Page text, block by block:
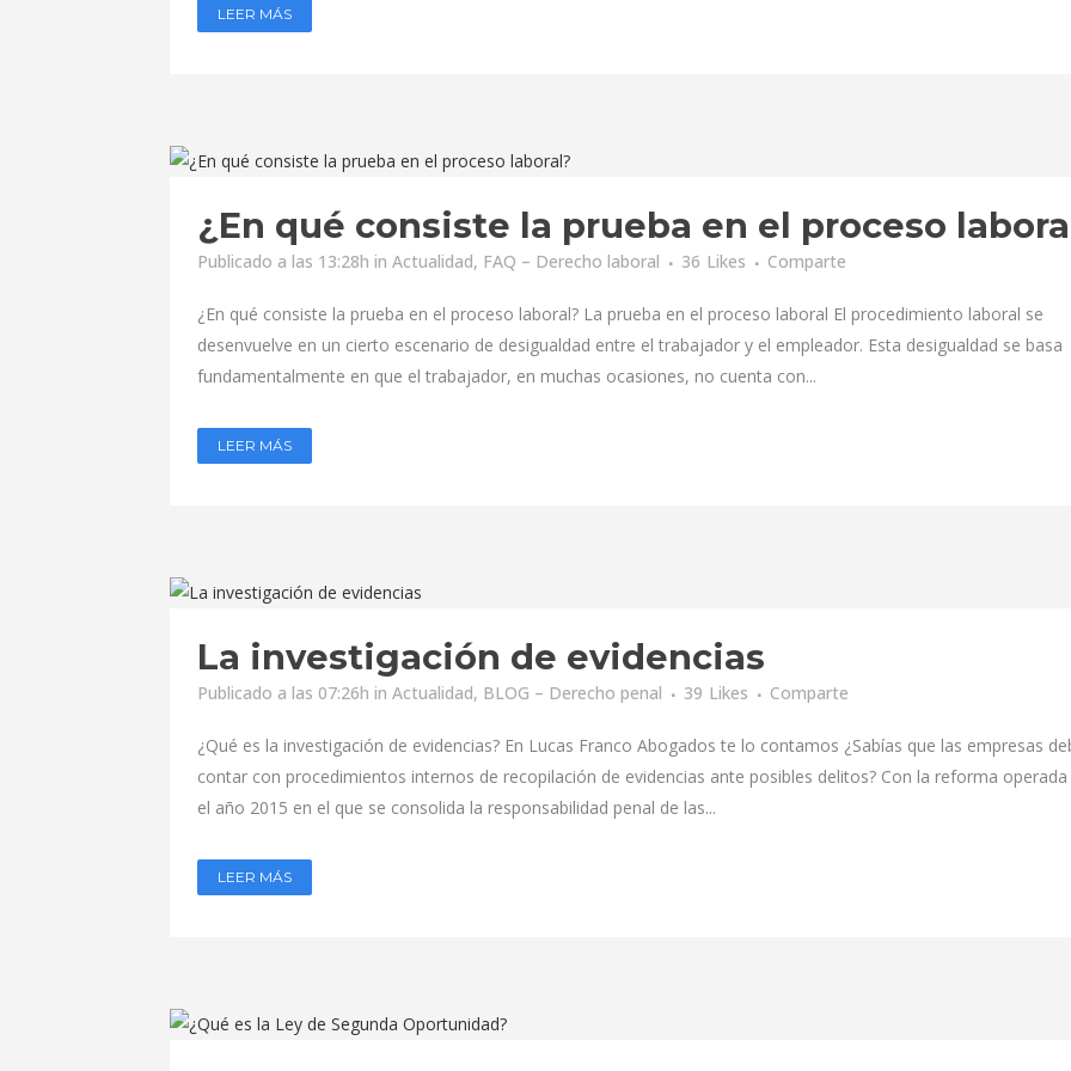
LEER MÁS
¿En qué consiste la prueba en el proceso
Publicado a las 13:28h in Actualidad, FAQ – Derecho laboral 36 Likes Comparte
¿En qué consiste la prueba en el proceso laboral? La prueba en el proceso laboral El procedimiento laboral se
desenvuelve en un cierto escenario de desigualdad entre el trabajador y el empleador. Esta desigualdad se basa
fundamentalmente en que el trabajador, en muchas ocasiones, no cuenta con...
LEER MÁS
La investigación de evidencias
Publicado a las 07:26h in Actualidad, BLOG – Derecho penal 39 Likes Comparte
¿Qué es la investigación de evidencias? En Lucas Franco Abogados te lo contamos ¿Sabías que las empresas
contar con procedimientos internos de recopilación de evidencias ante posibles delitos? Con la reforma operada
el año 2015 en el que se consolida la responsabilidad penal de las...
LEER MÁS